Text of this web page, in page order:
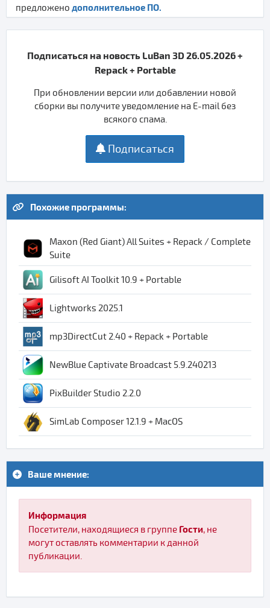
предложено дополнительное ПО.
Подписаться на новость LuBan 3D 26.05.2026 +
Repack + Portable
При обновлении версии или добавлении новой
сборки вы получите уведомление на E-mail без
всякого спама.
Подписаться
Похожие программы:
Maxon (Red Giant) All Suites + Repack / Complete
Suite
Gilisoft AI Toolkit 10.9 + Portable
Lightworks 2025.1
mp3DirectCut 2.40 + Repack + Portable
NewBlue Captivate Broadcast 5.9.240213
PixBuilder Studio 2.2.0
SimLab Composer 12.1.9 + MacOS
Ваше мнение:
Информация
Посетители, находящиеся в группе Гости, не
могут оставлять комментарии к данной
публикации.